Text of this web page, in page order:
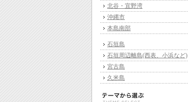
北谷・宜野湾
沖縄市
本島南部
石垣島
石垣周辺離島(西表、小浜など)
宮古島
久米島